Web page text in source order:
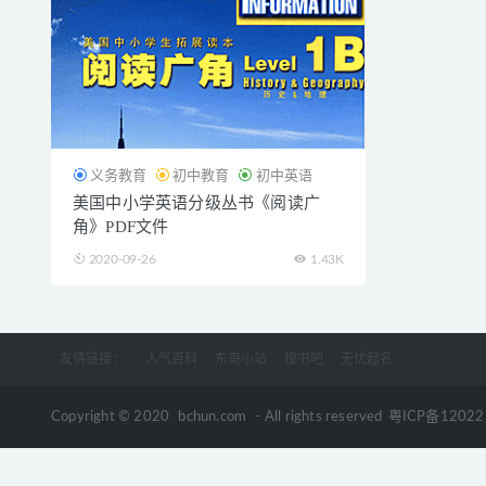
义务教育 初中教育 初中英语
美国中小学英语分级丛书《阅读广
角》PDF文件
2020-09-26 1.43K
友情链接： 搜书吧 无忧起名
Copyright © 2020 bchun.com - All rights reserved 粤ICP备